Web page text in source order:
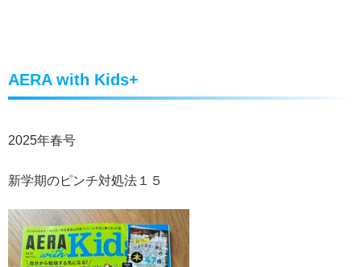
AERA with Kids+
2025年春号
新学期のピンチ対処法１５